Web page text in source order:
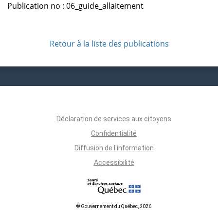
Publication no : 06_guide_allaitement
Retour à la liste des publications
Déclaration de services aux citoyens
Confidentialité
Diffusion de l'information
Accessibilité
© Gouvernement du Québec, 2026